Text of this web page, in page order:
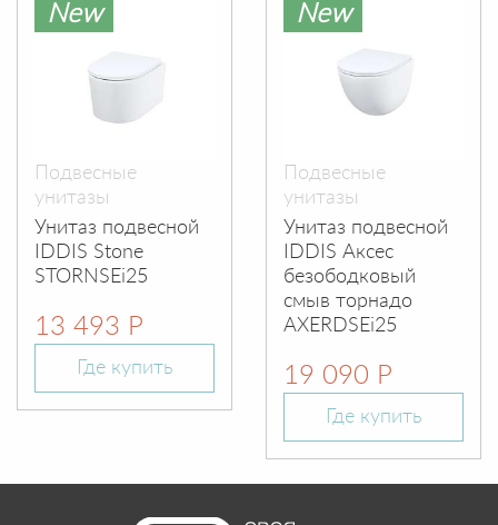
New
Подвесные
унитазы
Унитаз подвесной
IDDIS Stone
STORNSEi25
13 493 Р
Где купить
New
Подвесные
унитазы
Унитаз подвесной
IDDIS Аксес
безободковый
смыв торнадо
AXERDSEi25
19 090 Р
Где купить